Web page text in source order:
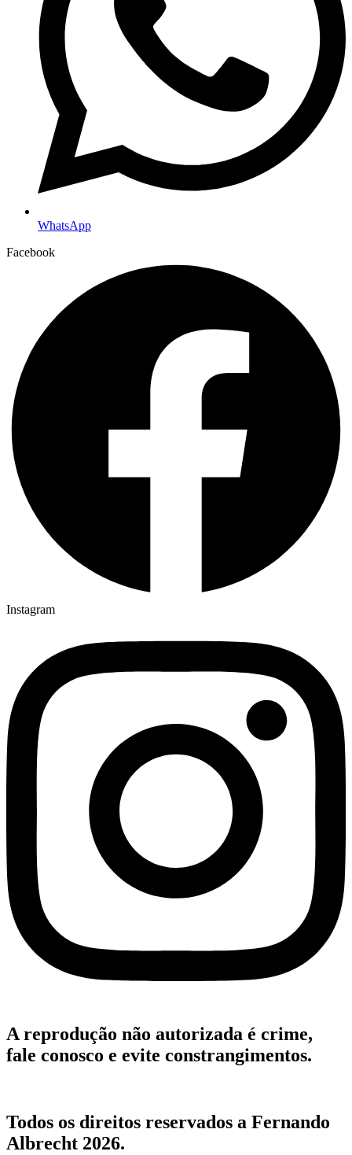
WhatsApp
Facebook
Instagram
A reprodução não autorizada é crime,
fale conosco e evite constrangimentos.
Todos os direitos reservados a Fernando
Albrecht 2026.